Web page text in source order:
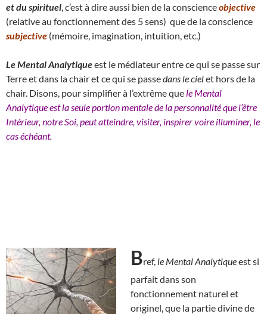
et du spirituel , c’est à dire aussi bien de la conscienceobjective
(relative au fonctionnement des 5 sens) que de la conscience
subjective (mémoire, imagination, intuition, etc.)
Le Mental Analytiqueest le médiateur entre ce qui se passe sur
Terre et dans la chair et ce qui se passedans le cielet hors de la
chair. Disons, pour simplifier à l’extrême que le Mental
Analytique est la seule portion mentale de la personnalité que l’être
Intérieur, notre Soi, peut atteindre, visiter, inspirer voire illuminer, le
cas échéant.
Bref, le Mental Analytiqueest si
parfait dans son
fonctionnement naturel et
originel, que la partie divine de